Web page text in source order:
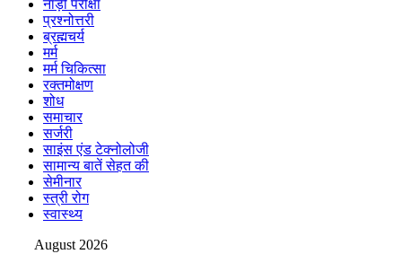
नाड़ी परीक्षा
प्रश्नोत्तरी
ब्रह्मचर्य
मर्म
मर्म चिकित्सा
रक्तमोक्षण
शोध
समाचार
सर्जरी
साइंस एंड टेक्नोलोजी
सामान्य बातें सेहत की
सेमीनार
स्त्री रोग
स्वास्थ्य
August 2026